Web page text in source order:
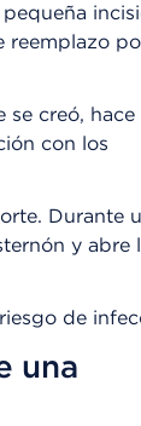
reemplazo
se creó, hace
con los
Durante
y abre
de
una